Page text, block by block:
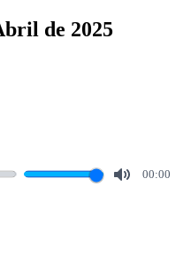
de 2025
00:00